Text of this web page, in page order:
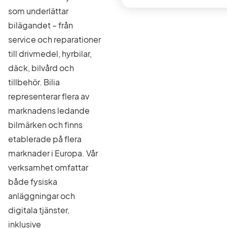
som underlättar
bilägandet – från
service och reparationer
till drivmedel, hyrbilar,
däck, bilvård och
tillbehör. Bilia
representerar flera av
marknadens ledande
bilmärken och finns
etablerade på flera
marknader i Europa. Vår
verksamhet omfattar
både fysiska
anläggningar och
digitala tjänster,
inklusive